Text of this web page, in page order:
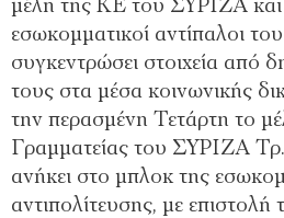
μέλη της ΚΕ του ΣΥΡΙΖΑ και
εσωκομματικοί αντίπαλοι
συγκεντρώσει στοιχεία από
τους στα μέσα κοινωνικής
την περασμένη Τετάρτη το
Γραμματείας του ΣΥΡΙΖΑ
ανήκει στο μπλοκ της
αντιπολίτευσης, με επιστολή